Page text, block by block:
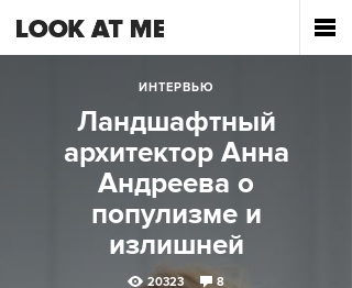
ИНТЕРВЬЮ
Ландшафтный
архитектор Анна
Андреева о
популизме и
излишней
инициативности
20323 8